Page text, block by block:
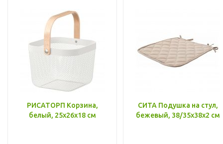
РИСАТОРП Корзина,
белый, 25x26x18 см
СИТА Подушка на стул,
бежевый, 38/35x38x2 см